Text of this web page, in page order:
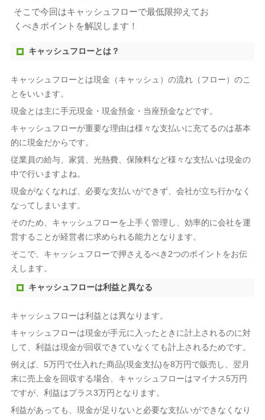
そこで今回はキャッシュフローで最低限抑えてお
くべきポイントを解説します！
キャッシュフローとは？
キャッシュフローとは現金（キャッシュ）の流れ（フロー）のこ
とをいいます。
現金とは主に手元現金・現金預金・当座預金などです。
キャッシュフローが重要な理由は様々な支払いに充てるのは基本
的に現金だからです。
従業員の給与、家賃、光熱費、保険料など様々な支払いは現金の
中で行いますよね。
現金がなくなれば、必要な支払いができず、会社が立ち行かなく
なってしまいます。
そのため、キャッシュフローを上手く管理し、効率的に会社を運
営することが経営者に求められる能力となります。
そこで、キャッシュフローで押さえるべき2つのポイントをお伝
えします。
キャッシュフローは利益と異なる
キャッシュフローは利益とは異なります。
キャッシュフローは現金が手元に入ったときに計上されるのに対
して、利益は現金が回収できていなくても計上されるためです。
例えば、5万円で仕入れた商品(現金支払)を8万円で販売し、翌月
末に売上金を回収する場合、キャッシュフローはマイナス5万円
ですが、利益はプラス3万円となります。
利益があっても、現金が足りないと必要な支払いができなくなり